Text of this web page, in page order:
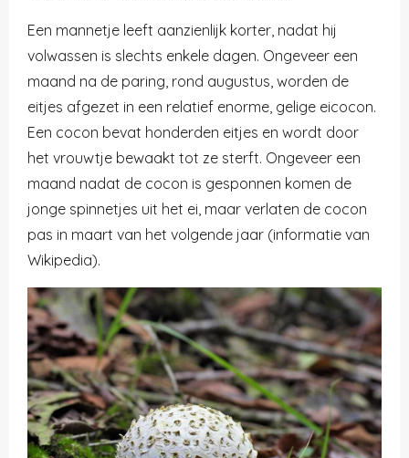
Een mannetje leeft aanzienlijk korter, nadat hij
volwassen is slechts enkele dagen. Ongeveer een
maand na de paring, rond augustus, worden de
eitjes afgezet in een relatief enorme, gelige eicocon.
Een cocon bevat honderden eitjes en wordt door
het vrouwtje bewaakt tot ze sterft. Ongeveer een
maand nadat de cocon is gesponnen komen de
jonge spinnetjes uit het ei, maar verlaten de cocon
pas in maart van het volgende jaar (informatie van
Wikipedia).